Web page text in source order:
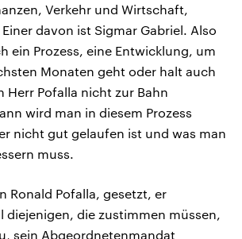
Verkehr und Wirtschaft,
davon ist Sigmar Gabriel. Also
ein Prozess, eine Entwicklung, um
Monaten geht oder halt auch
Herr Pofalla nicht zur Bahn
wird man in diesem Prozess
nicht gut gelaufen ist und was man
muss.
Ronald Pofalla, gesetzt, er
diejenigen, die zustimmen müssen,
sein Abgeordnetenmandat